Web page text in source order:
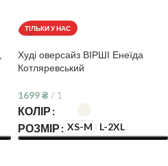
ТІЛЬКИ У НАС
Худі оверсайз ВІРШІ Енеїда
Котляревський
1699₴ 1
КОЛІР
РОЗМІР
XS-M L-2XL